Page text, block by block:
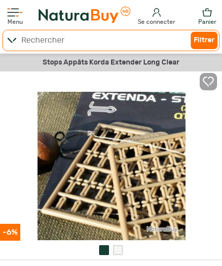
Menu Se connecter Panier
Filtrer
Stops Appâts Korda Extender Long Clear
-6%